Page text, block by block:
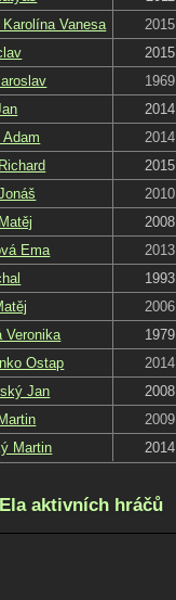
Vanesa
2015
2015
1969
2014
2014
2015
2010
2008
Ema
2013
1993
2006
Veronika
1979
Ostap
2014
Jan 2008
2009
Martin 2014
aktivních hráčů